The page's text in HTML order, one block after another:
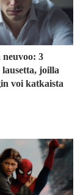
3
joilla
voi katkaista